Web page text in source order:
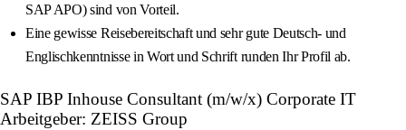
SAP APO) sind von Vorteil.
Eine gewisse Reisebereitschaft und sehr gute Deutsch- und
Englischkenntnisse in Wort und Schrift runden Ihr Profil ab.
SAP IBP Inhouse Consultant (m/w/x) Corporate IT
Arbeitgeber: ZEISS Group